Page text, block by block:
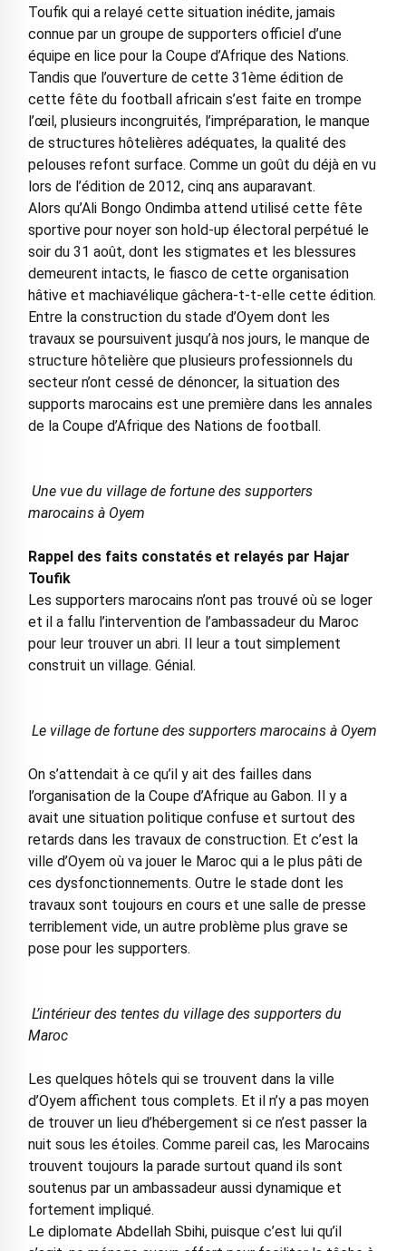
Toufik qui a relayé cette situation inédite, jamais
connue par un groupe de supporters officiel d’une
équipe en lice pour la Coupe d’Afrique des Nations.
Tandis que l’ouverture de cette 31ème édition de
cette fête du football africain s’est faite en trompe
l’œil, plusieurs incongruités, l’impréparation, le manque
de structures hôtelières adéquates, la qualité des
pelouses refont surface. Comme un goût du déjà en vu
lors de l’édition de 2012, cinq ans auparavant.
Alors qu’Ali Bongo Ondimba attend utilisé cette fête
sportive pour noyer son hold-up électoral perpétué le
soir du 31 août, dont les stigmates et les blessures
demeurent intacts, le fiasco de cette organisation
hâtive et machiavélique gâchera-t-t-elle cette édition.
Entre la construction du stade d’Oyem dont les
travaux se poursuivent jusqu’à nos jours, le manque de
structure hôtelière que plusieurs professionnels du
secteur n’ont cessé de dénoncer, la situation des
supports marocains est une première dans les annales
de la Coupe d’Afrique des Nations de football.
Une vue du village de fortune des supporters
marocains à Oyem
Rappel des faits constatés et relayés par Hajar
Toufik
Les supporters marocains n’ont pas trouvé où se loger
et il a fallu l’intervention de l’ambassadeur du Maroc
pour leur trouver un abri. Il leur a tout simplement
construit un village. Génial.
Le village de fortune des supporters marocains à Oyem
On s’attendait à ce qu’il y ait des failles dans
l’organisation de la Coupe d’Afrique au Gabon. Il y a
avait une situation politique confuse et surtout des
retards dans les travaux de construction. Et c’est la
ville d’Oyem où va jouer le Maroc qui a le plus pâti de
ces dysfonctionnements. Outre le stade dont les
travaux sont toujours en cours et une salle de presse
terriblement vide, un autre problème plus grave se
pose pour les supporters.
L’intérieur des tentes du village des supporters du
Maroc
Les quelques hôtels qui se trouvent dans la ville
d’Oyem affichent tous complets. Et il n’y a pas moyen
de trouver un lieu d’hébergement si ce n’est passer la
nuit sous les étoiles. Comme pareil cas, les Marocains
trouvent toujours la parade surtout quand ils sont
soutenus par un ambassadeur aussi dynamique et
fortement impliqué.
Le diplomate Abdellah Sbihi, puisque c’est lui qu’il